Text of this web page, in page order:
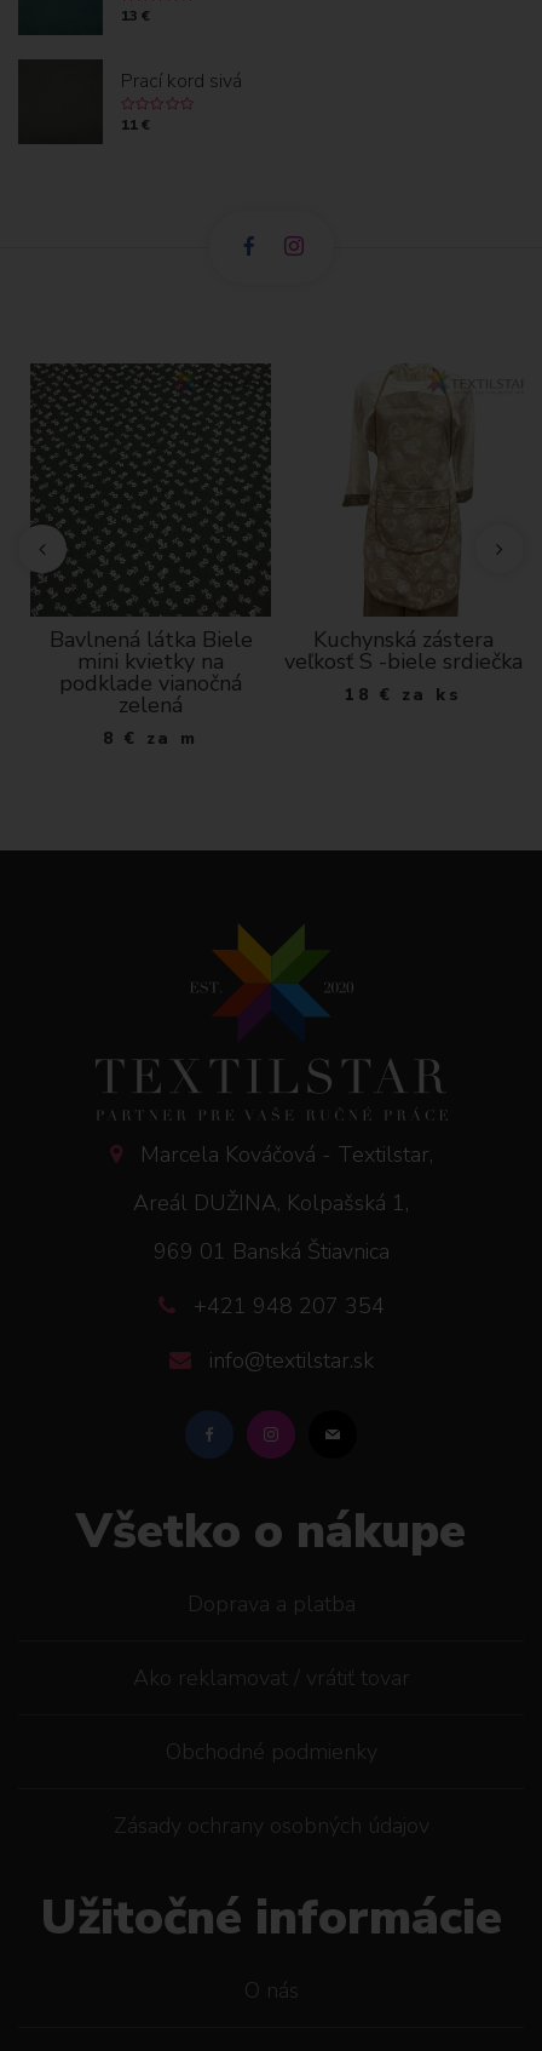
13 €
Prací kord sivá
11 €
Bavlnená látka Biele
mini kvietky na
podklade vianočná
zelená
8 € za m
Kuchynská zástera
veľkosť S -biele srdiečka
18 € za ks
Marcela Kováčová - Textilstar,
Areál DUŽINA, Kolpašská 1,
969 01 Banská Štiavnica
+421 948 207 354
info@textilstar.sk
Všetko o nákupe
Doprava a platba
Ako reklamovat / vrátiť tovar
Obchodné podmienky
Zásady ochrany osobných údajov
Užitočné informácie
O nás